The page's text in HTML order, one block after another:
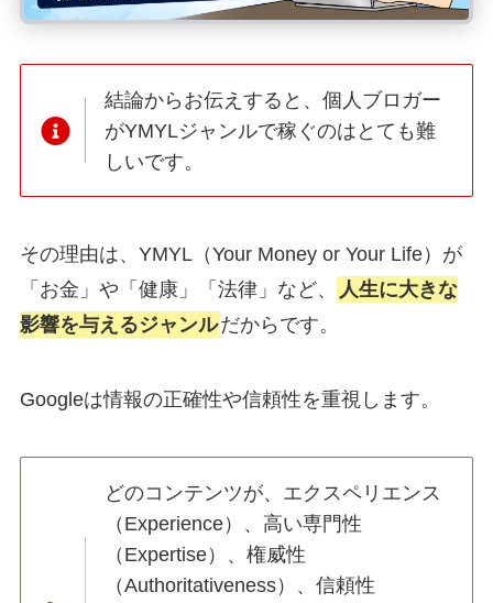
結論からお伝えすると、個人ブロガー
がYMYLジャンルで稼ぐのはとても難
しいです。
その理由は、YMYL（Your Money or Your Life）が
「お金」や「健康」「法律」など、
人生に大きな
影響を与えるジャンルだからです。
Googleは情報の正確性や信頼性を重視します。
どのコンテンツが、エクスペリエンス
（Experience）、高い専門性
（Expertise）、権威性
（Authoritativeness）、信頼性